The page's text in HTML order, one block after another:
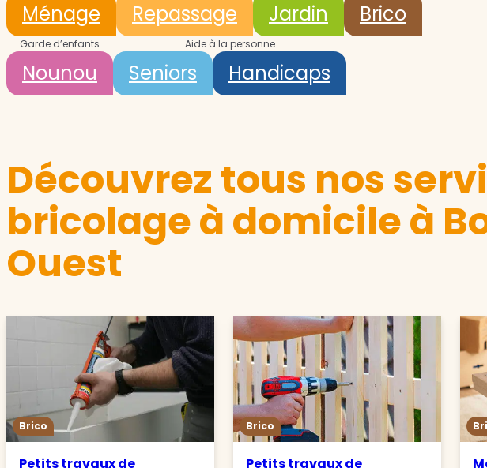
Ménage Repassage Jardin Brico
Garde d’enfants
Nounou
Aide à la personne
Seniors Handicaps
Découvrez tous nos
bricolage à domicile à
Ouest
Brico
Petits travaux de
Brico
Petits travaux de